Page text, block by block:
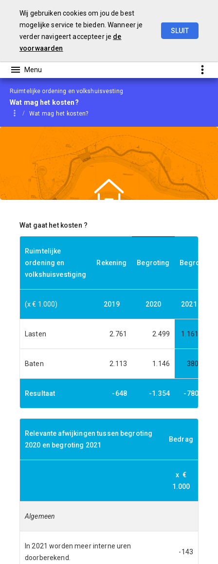
Ruimtelijke ordening en volkshuisvesting
Wat mag het kosten?
Wat mag het kosten?
Wat gaat het kosten ?
Ruimtelijke
ordening en
volkshuisvestiging
Rekening Begroting Begroting
(x € 1.000) 2019 2020 2021
Lasten 2.761 2.499 1.161
Baten 2.113 1.146 380
Resultaat -648 -1.354 -780
Relevante afwijkingen tussen begroting
2020 en begroting 2021
Bedrag
x €
1.000
Algemeen
In 2021 worden meer interne uren
doorberekend.
-143
Wij gebruiken cookies om jou de best
mogelijke service te bieden. Wanneer je
verder navigeert accepteer je de
voorwaarden
SLUIT